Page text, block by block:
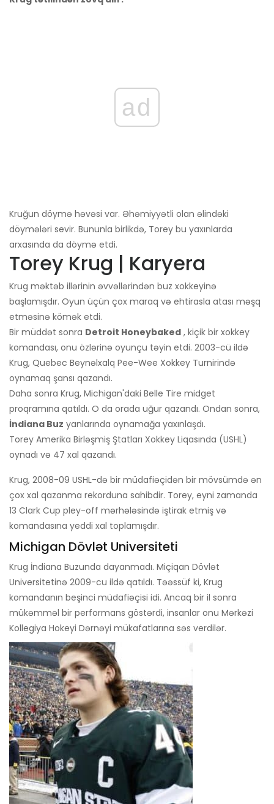
ad
Kruğun döymə həvəsi var. Əhəmiyyətli olan əlindəki
döymələri sevir. Bununla birlikdə, Torey bu yaxınlarda
arxasında da döymə etdi.
Torey Krug | Karyera
Krug məktəb illərinin əvvəllərindən buz xokkeyinə
başlamışdır. Oyun üçün çox maraq və ehtirasla atası məşq
etməsinə kömək etdi.
Bir müddət sonra Detroit Honeybaked , kiçik bir xokkey
komandası, onu özlərinə oyunçu təyin etdi. 2003-cü ildə
Krug, Quebec Beynəlxalq Pee-Wee Xokkey Turnirində
oynamaq şansı qazandı.
Daha sonra Krug, Michigan'daki Belle Tire midget
proqramına qatıldı. O da orada uğur qazandı. Ondan sonra,
İndiana Buz yanlarında oynamağa yaxınlaşdı.
Torey Amerika Birləşmiş Ştatları Xokkey Liqasında (USHL)
oynadı və 47 xal qazandı.
Krug, 2008-09 USHL-də bir müdafiəçidən bir mövsümdə ən
çox xal qazanma rekorduna sahibdir. Torey, eyni zamanda
13 Clark Cup pley-off mərhələsində iştirak etmiş və
komandasına yeddi xal toplamışdır.
Michigan Dövlət Universiteti
Krug İndiana Buzunda dayanmadı. Miçiqan Dövlət
Universitetinə 2009-cu ildə qatıldı. Təəssüf ki, Krug
komandanın beşinci müdafiəçisi idi. Ancaq bir il sonra
mükəmməl bir performans göstərdi, insanlar onu Mərkəzi
Kollegiya Hokeyi Dərnəyi mükafatlarına səs verdilər.